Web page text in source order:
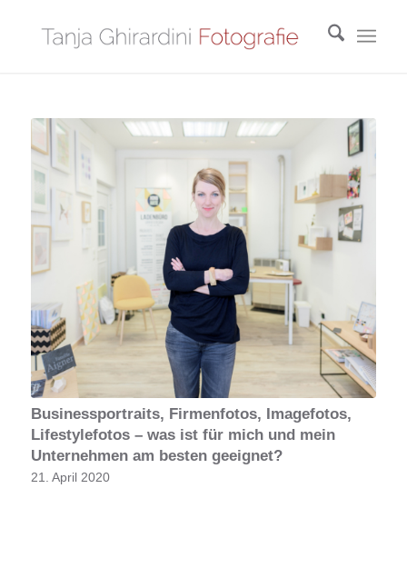
Businessportraits, Firmenfotos, Imagefotos,
Lifestylefotos – was ist für mich und mein
Unternehmen am besten geeignet?
21. April 2020